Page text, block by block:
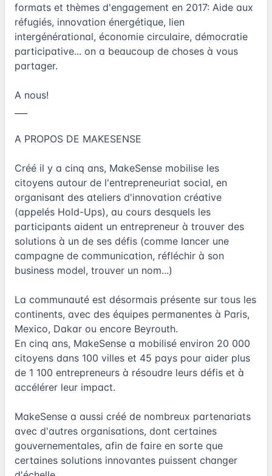
formats et thèmes d'engagement en 2017: Aide aux
réfugiés, innovation énergétique, lien
intergénérational, économie circulaire, démocratie
participative... on a beaucoup de choses à vous
partager.
A nous!
A PROPOS DE MAKESENSE
Créé il y a cinq ans, MakeSense mobilise les
citoyens autour de l'entrepreneuriat social, en
organisant des ateliers d'innovation créative
(appelés Hold-Ups), au cours desquels les
participants aident un entrepreneur à trouver des
solutions à un de ses défis (comme lancer une
campagne de communication, réfléchir à son
business model, trouver un nom...)
La communauté est désormais présente sur tous les
continents, avec des équipes permanentes à Paris,
Mexico, Dakar ou encore Beyrouth.
En cinq ans, MakeSense a mobilisé environ 20 000
citoyens dans 100 villes et 45 pays pour aider plus
de 1 100 entrepreneurs à résoudre leurs défis et à
accélérer leur impact.
MakeSense a aussi créé de nombreux partenariats
avec d'autres organisations, dont certaines
gouvernementales, afin de faire en sorte que
certaines solutions innovantes puissent changer